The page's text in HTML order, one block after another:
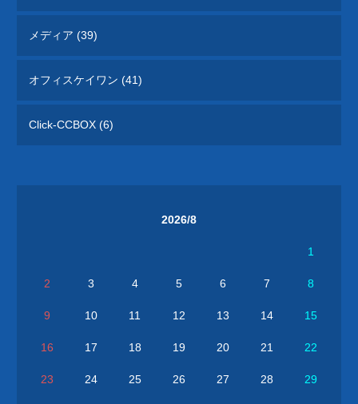
メディア (39)
オフィスケイワン (41)
Click-CCBOX (6)
2026/8
1
2 3 4 5 6 7 8
9 10 11 12 13 14 15
16 17 18 19 20 21 22
23 24 25 26 27 28 29